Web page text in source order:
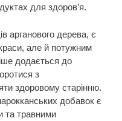
для здоров’я.
арганового дерева, є
але й потужним
додається до
з
здоровому старінню.
добавок є
та травними